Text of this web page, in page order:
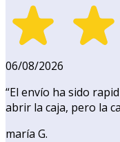
06/08/2026
“El envío ha sido
abrir la caja, pero la
maría G.